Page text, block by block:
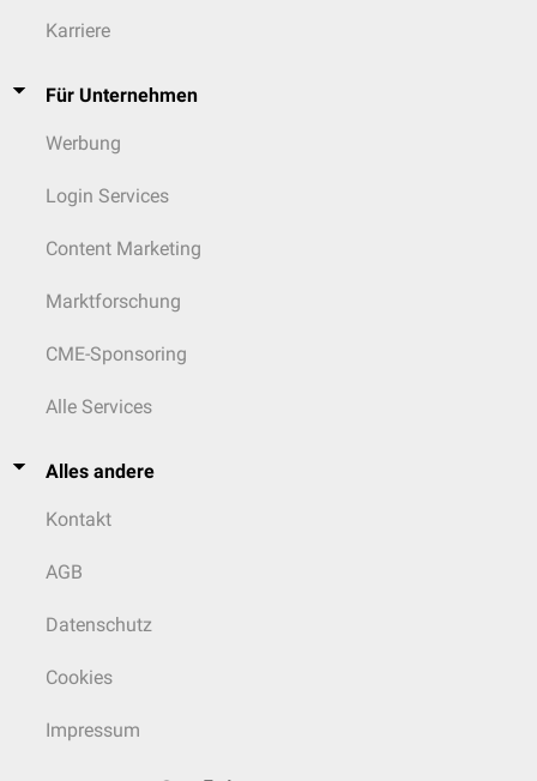
Karriere
Für Unternehmen
Werbung
Login Services
Content Marketing
Marktforschung
CME-Sponsoring
Alle Services
Alles andere
Kontakt
AGB
Datenschutz
Cookies
Impressum